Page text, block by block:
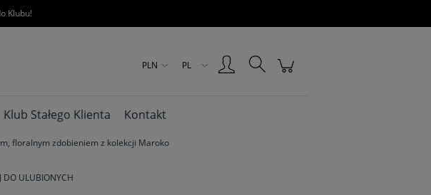
Klubu!
PLN PL
Klub Stałego Klienta Kontakt
floralnym zdobieniem z kolekcji Maroko
DO ULUBIONYCH